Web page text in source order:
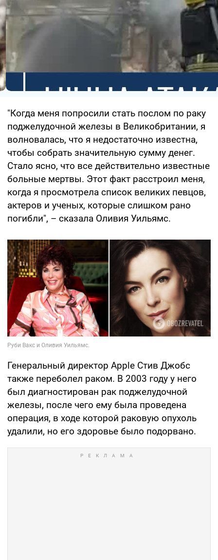
"Когда меня попросили стать послом по раку
поджелудочной железы в Великобритании, я
волновалась, что я недостаточно известна,
чтобы собрать значительную сумму денег.
Стало ясно, что все действительно известные
больные мертвы. Этот факт расстроил меня,
когда я просмотрела список великих певцов,
актеров и ученых, которые слишком рано
погибли", – сказала Оливия Уильямс.
Генеральный директор Apple Стив Джобс
также переболел раком. В 2003 году у него
был диагностирован рак поджелудочной
железы, после чего ему была проведена
операция, в ходе которой раковую опухоль
удалили, но его здоровье было подорвано.